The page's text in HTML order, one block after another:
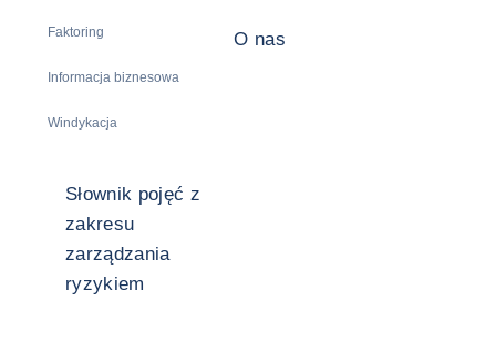
Faktoring
Informacja biznesowa
Windykacja
O nas
Słownik pojęć z
zakresu
zarządzania
ryzykiem